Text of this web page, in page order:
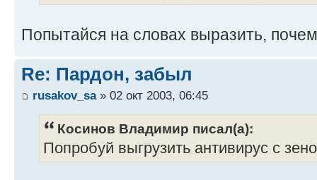
Попытайся на словах выразить,
Re: Пардон, забыл
rusakov_sa» 02 окт 2003, 06:45
Косинов Владимир писал(а):
Попробуй выгрузить антивирус с